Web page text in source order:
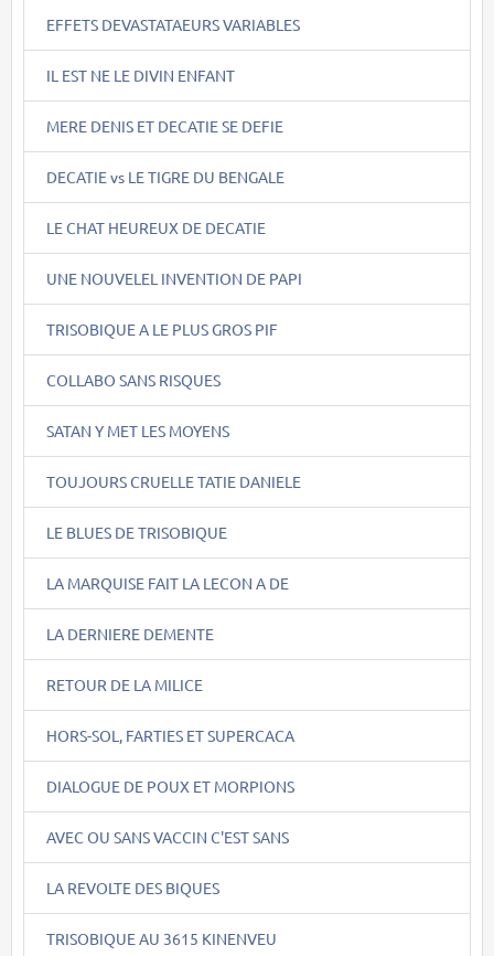
EFFETS DEVASTATAEURS VARIABLES
IL EST NE LE DIVIN ENFANT
MERE DENIS ET DECATIE SE DEFIE
DECATIE vs LE TIGRE DU BENGALE
LE CHAT HEUREUX DE DECATIE
UNE NOUVELEL INVENTION DE PAPI
TRISOBIQUE A LE PLUS GROS PIF
COLLABO SANS RISQUES
SATAN Y MET LES MOYENS
TOUJOURS CRUELLE TATIE DANIELE
LE BLUES DE TRISOBIQUE
LA MARQUISE FAIT LA LECON A DE
LA DERNIERE DEMENTE
RETOUR DE LA MILICE
HORS-SOL, FARTIES ET SUPERCACA
DIALOGUE DE POUX ET MORPIONS
AVEC OU SANS VACCIN C'EST SANS
LA REVOLTE DES BIQUES
TRISOBIQUE AU 3615 KINENVEU